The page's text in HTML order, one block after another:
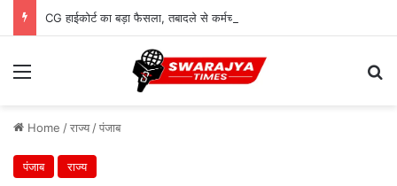
Menu
Home /राज्य /पंजाब
पंजाब राज्य